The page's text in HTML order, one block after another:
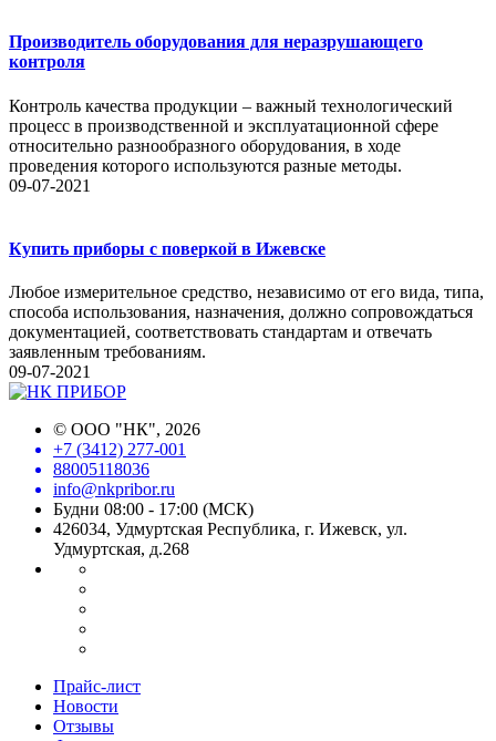
Производитель оборудования для неразрушающего
контроля
Контроль качества продукции – важный технологический
процесс в производственной и эксплуатационной сфере
относительно разнообразного оборудования, в ходе
проведения которого используются разные методы.
09-07-2021
Купить приборы с поверкой в Ижевске
Любое измерительное средство, независимо от его вида, типа,
способа использования, назначения, должно сопровождаться
документацией, соответствовать стандартам и отвечать
заявленным требованиям.
09-07-2021
© ООО "НК", 2026
+7 (3412) 277-001
88005118036
info@nkpribor.ru
Будни 08:00 - 17:00 (МСК)
426034, Удмуртская Республика, г. Ижевск, ул.
Удмуртская, д.268
Прайс-лист
Новости
Отзывы